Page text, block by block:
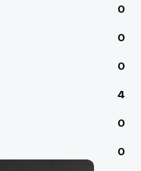
0
0
0
4
0
0